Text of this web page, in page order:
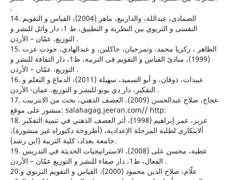
.
14. الصمادى، عبداللة، والداربيع، ماهر (2004)، القياس و التقويم
النفسى و التربوي بين النظرية و التطبيق، ط 1، دار وائل للنشر و
التوزيع، عمّان – الأردن .
15. الظاهر ، زكريا محمد، وتمرجيان، جاكلين، و عبدالهادي، جودت عزت
(1999)، مبادئ القياس و التقويم فى التربية، ط1، دار الثقافة للنشر و
التوزيع، عمّان – الأردن .
16. عبيدات، ذوقان، و أبو السميد، سهيلة (2011)، الدماغ و التعلم و
التفكير، دار دي بونو للنشر و التوزيع، عمان- الأردن .
17. عجاج، صلاح عبدالحسن (2009)، العصف الذهني، بحث من الانترنيت
منشور على موقع: salahagag.jeeran.com// http:
18. عزيز، عمر إبراهيم (1998)، أثر العصف الذهني في تنمية التفكير
ألابتكارى لطلبة المرحلة الإعدادية، (أطروحة دكتوراه غير منشورة)،
جامعة بغداد، كلية التربية (ابن رشد).
19. عطية، محسن على (2008)، الاستراتيجيات الحديثة في التدريس
الفعال، ط1، دار صفاء للنشر و التوزيع عمّان – الأردن .
20.علّام، صلاح الدين محمود (2000)، القياس و التقويم التربوي و